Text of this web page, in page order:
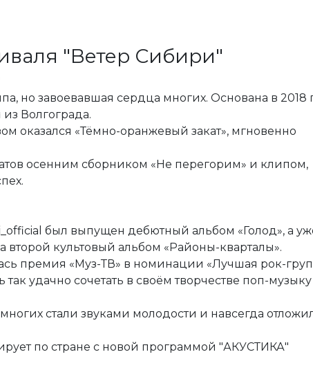
"Ветер Сибири"
но завоевавшая сердца многих. Основана в 2018
Волгограда.
оказался «Тёмно-оранжевый закат», мгновенно
осенним сборником «Не перегорим» и клипом,
был выпущен дебютный альбом «Голод», а
второй культовый альбом «Районы-кварталы».
премия «Муз-ТВ» в номинации «Лучшая рок-
удачно сочетать в своём творчестве поп-
стали звуками молодости и навсегда
по стране с новой программой "АКУСТИКА"